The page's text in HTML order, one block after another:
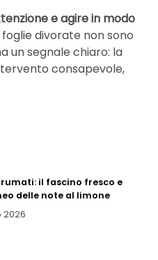
e agire in modo
foglie divorate non sono
un segnale chiaro: la
consapevole,
il fascino fresco e
delle note al limone
2026